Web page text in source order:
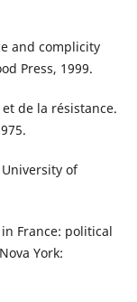
and complicity
Press, 1999.
de la résistance.
of
France: political
York: